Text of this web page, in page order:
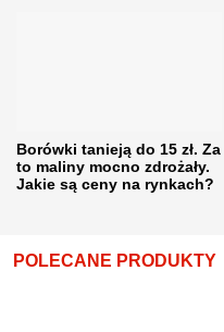
Borówki tanieją do 15 zł. Za
to maliny mocno zdrożały.
Jakie są ceny na rynkach?
POLECANE PRODUKTY